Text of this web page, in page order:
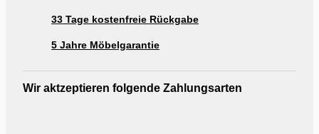
33 Tage kostenfreie Rückgabe
5 Jahre Möbelgarantie
Wir aktzeptieren folgende Zahlungsarten